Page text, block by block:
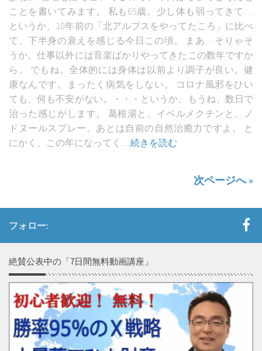
ことを書いてみます。 私も65歳。少し体も弱ってきて…
というか、10年前の「北アルプスをやってたころ」に比べ
て、下半身の衰えを感じる今日この頃。 まあ…そりゃそ
うか。仕事以外には音楽ばかりやってきたこの数年ですか
ら。 でもね。全体的には身体は以前より調子が良い。健
康なんです。まったく病気をしない。 コロナ風邪をひい
ても、何も不安がない。・・・というか、もうね、数日で
治った感じがします。 葛根湯と、イベルメクチンと、ノ
ドヌールスプレー。あとは自前の自然治癒力ですよ。 と
にかく、この年になってく …続きを読む
次ページへ »
フォロー:
絶賛公表中の「7日間無料動画講座」